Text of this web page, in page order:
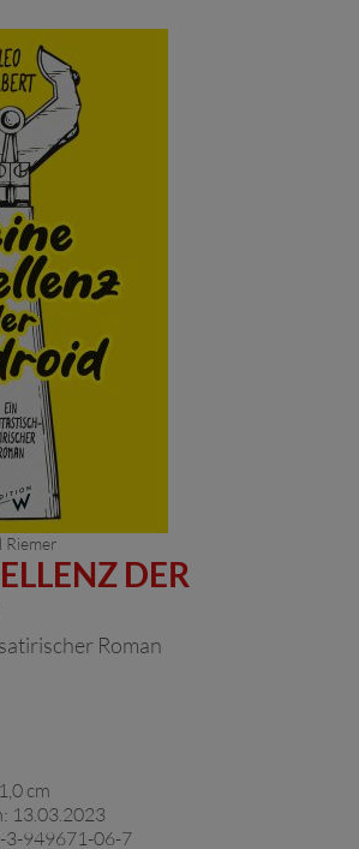
Riemer
DER
Roman
cm
13.03.2023
3-949671-06-7